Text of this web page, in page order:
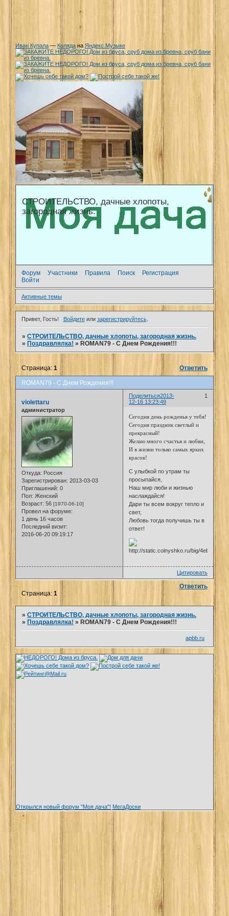
Иван Купала — Коляда на Яндекс.Музыке
СТРОИТЕЛЬСТВО, дачные хлопоты,
загородная жизнь.
Форум Участники Правила Поиск
Регистрация
Войти
Активные темы
Привет, Гость! Войдитеили зарегистрируйтесь.
»СТРОИТЕЛЬСТВО, дачные хлопоты, загородная жизнь.
»Поздравлялка! »ROMAN79 - С Днем Рождения!!!
ROMAN79 - С Днем Рождения!!!
Страница:1 Ответить
Поделиться 1
2013-
12-16 13:23:49
violettaru
администратор
Откуда: Россия
Зарегистрирован: 2013-03-03
Приглашений: 0
Пол: Женский
Возраст: 56 [1970-06-10]
Провел на форуме:
1 день 16 часов
Последний визит:
2016-06-20 09:19:17
Сегодня день рожденья у тебя!
Сегодня праздник светлый и
прекрасный!
Желаю много счастья и любви,
И в жизни только самых ярких
красок!
С улыбкой по утрам ты
просыпайся,
Наш мир люби и жизнью
наслаждайся!
Дари ты всем вокруг тепло и
свет,
Любовь тогда получишь ты в
ответ!
Цитировать
Ответить
Страница:1
»СТРОИТЕЛЬСТВО, дачные хлопоты, загородная жизнь.
»Поздравлялка! »ROMAN79 - С Днем Рождения!!!
apbb.ru
Открылся новый форум "Моя дача"! МегаДоски